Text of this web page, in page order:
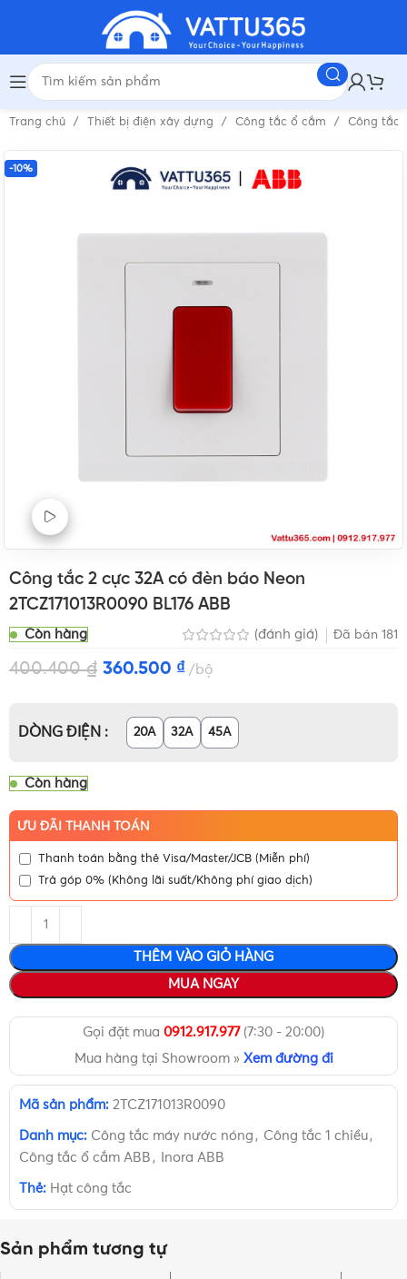
Trang chủ Thiết bị điện xây dựng Công tắc ổ cắm Công tắc
-10%
Công tắc 2 cực 32A có đèn báo Neon
2TCZ171013R0090 BL176 ABB
Còn hàng (đánh giá) Đã bán 181
400.400₫ 360.500 ₫ bộ
DÒNG ĐIỆN 20A 32A 45A
Còn hàng
ƯU ĐÃI THANH TOÁN
Thanh toán bằng thẻ Visa/Master/JCB (Miễn phí)
Trả góp 0% (Không lãi suất/Không phí giao dịch)
THÊM VÀO GIỎ HÀNG
MUA NGAY
Gọi đặt mua 0912.917.977(7:30 - 20:00)
Mua hàng tại Showroom » Xem đường đi
Mã sản phẩm:2TCZ171013R0090
Danh mục: Công tắc máy nước nóng , Công tắc 1 chiều,
Công tắc ổ cắm ABB , Inora ABB
Thẻ: Hạt công tắc
Sản phẩm tương tự